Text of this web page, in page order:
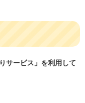
サービス」を利用して